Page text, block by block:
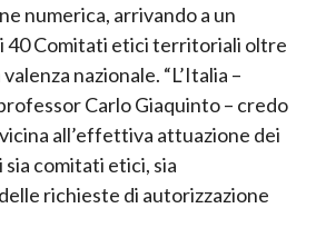
numerica, arrivando a un
40 Comitati etici territoriali oltre
nazionale. “L’Italia –
Carlo Giaquinto – credo
all’effettiva attuazione dei
comitati etici, sia
richieste di autorizzazione